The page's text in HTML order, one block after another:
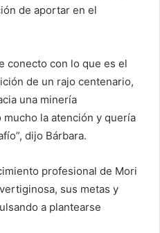
de aportar en el
conecto con lo que es el
de un rajo centenario,
una minería
mucho la atención y quería
dijo Bárbara.
profesional de Mori
sus metas y
a plantearse